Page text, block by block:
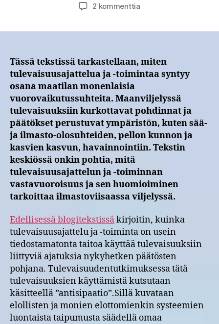
2 kommenttiaartikkeliin
-
toiminta
ja
verkottunutta
Tässä tekstissä tarkastellaan, miten
tulevaisuusajattelua ja -toimintaa syntyy
osana maatilan monenlaisia
vuorovaikutussuhteita. Maanviljelyssä
tulevaisuuksiin kurkottavat pohdinnat ja
päätökset perustuvat ympäristön, kuten sää-
ja ilmasto-olosuhteiden, pellon kunnon ja
kasvien kasvun, havainnointiin. Tekstin
keskiössä onkin pohtia, mitä
tulevaisuusajattelun ja -toiminnan
vastavuoroisuus ja sen huomioiminen
tarkoittaa ilmastoviisaassa viljelyssä.
Edellisessä blogitekstissäkirjoitin, kuinka
tulevaisuusajattelu ja -toiminta on usein
tiedostamatonta taitoa käyttää tulevaisuuksiin
liittyviä ajatuksia nykyhetken päätösten
pohjana. Tulevaisuudentutkimuksessa tätä
tulevaisuuksien käyttämistä kutsutaan
käsitteellä ”antisipaatio”.Sillä kuvataan
elollisten ja monien elottomienkin systeemien
luontaista taipumusta säädellä omaa